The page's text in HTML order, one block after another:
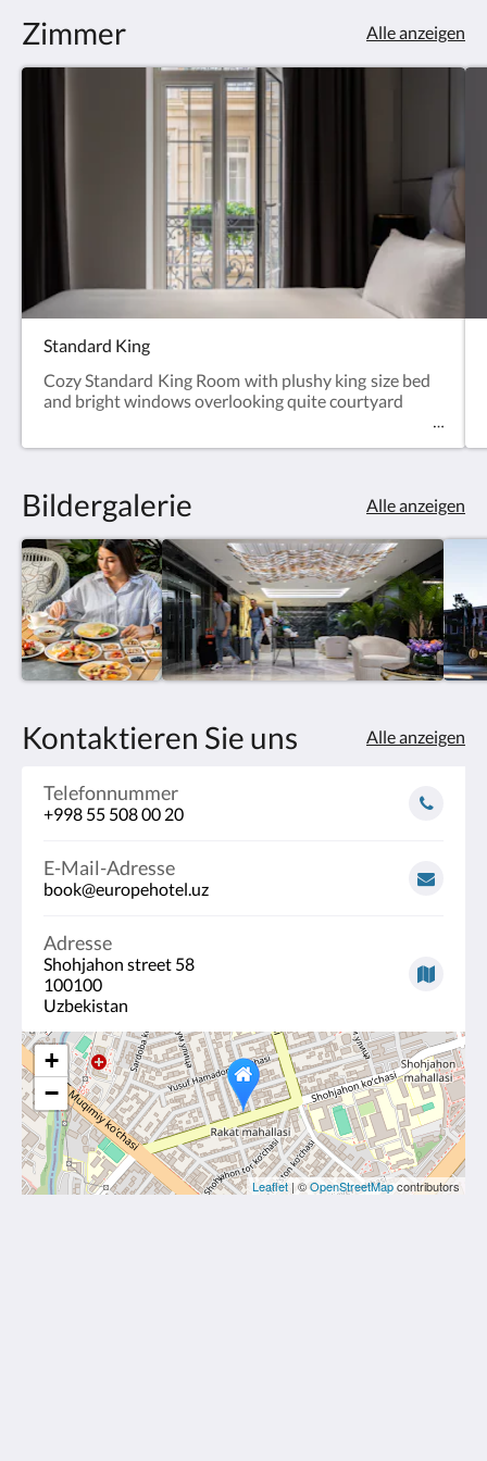
Bilder
anzusehen.
Zimmer Alle anzeigen
Standard King
Cozy Standard King Room with plushy king size bed
and bright windows overlooking quite courtyard
Bildergalerie Alle anzeigen
Kontaktieren Sie uns Alle anzeigen
Telefonnummer
+998 55 508 00 20
E-Mail-Adresse
book@europehotel.uz
Adresse
Shohjahon street 58
100100
Uzbekistan
+
−
Leaflet | ©OpenStreetMapcontributors